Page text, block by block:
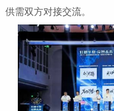
供需双方对接交流。